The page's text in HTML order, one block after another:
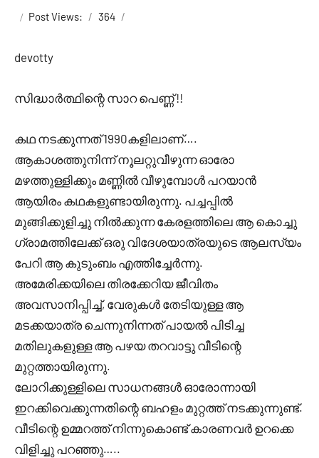
Cm Post Views: 364
devotty
സിദ്ധാർത്ഥിന്റെ സാറ പെണ്ണ് !!
കഥ നടക്കുന്നത് 1990കളിലാണ്….
ആകാശത്തുനിന്ന് നൂലറ്റുവീഴുന്ന ഓരോ
മഴത്തുള്ളിക്കും മണ്ണിൽ വീഴുമ്പോൾ പറയാൻ
ആയിരം കഥകളുണ്ടായിരുന്നു. പച്ചപ്പിൽ
മുങ്ങിക്കുളിച്ചു നിൽക്കുന്ന കേരളത്തിലെ ആ കൊച്ചു
ഗ്രാമത്തിലേക്ക് ഒരു വിദേശയാത്രയുടെ ആലസ്യം
പേറി ആ കുടുംബം എത്തിച്ചേർന്നു.
അമേരിക്കയിലെ തിരക്കേറിയ ജീവിതം
അവസാനിപ്പിച്ച്, വേരുകൾ തേടിയുള്ള ആ
മടക്കയാത്ര ചെന്നുനിന്നത് പായൽ പിടിച്ച
മതിലുകളുള്ള ആ പഴയ തറവാട്ടു വീടിന്റെ
മുറ്റത്തായിരുന്നു.
ലോറിക്കുള്ളിലെ സാധനങ്ങൾ ഓരോന്നായി
ഇറക്കിവെക്കുന്നതിന്റെ ബഹളം മുറ്റത്ത് നടക്കുന്നുണ്ട്.
വീടിന്റെ ഉമ്മറത്ത് നിന്നുകൊണ്ട് കാരണവർ ഉറക്കെ
വിളിച്ചു പറഞ്ഞു…..